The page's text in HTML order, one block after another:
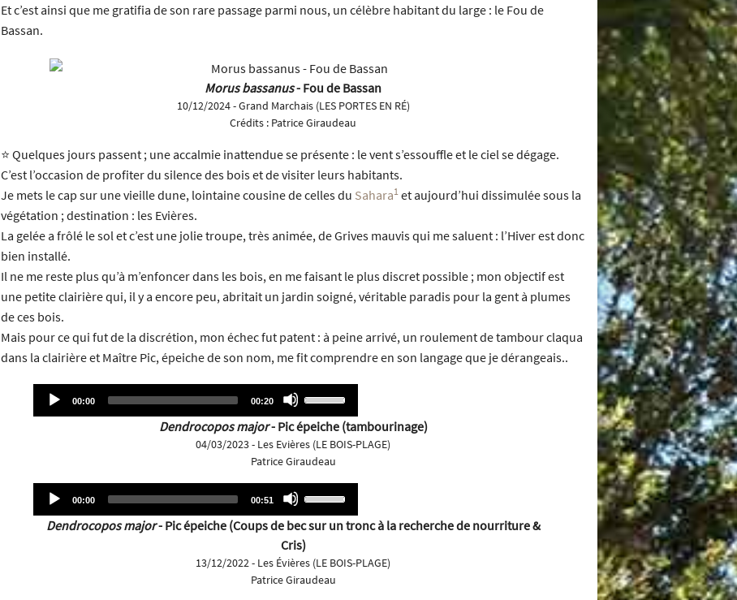
Et c’est ainsi que me gratifia de son rare passage parmi nous, un célèbre habitant du large : le Fou de
Bassan.
Morus bassanus- Fou de Bassan
10/12/2024 - Grand Marchais (LES PORTES EN RÉ)
Crédits : Patrice Giraudeau
⭐️ Quelques jours passent ; une accalmie inattendue se présente : le vent s’essouffle et le ciel se dégage.
C’est l’occasion de profiter du silence des bois et de visiter leurs habitants.
Je mets le cap sur une vieille dune, lointaine cousine de celles du Sahara1 et aujourd’hui dissimulée sous la
végétation ; destination : les Evières.
La gelée a frôlé le sol et c’est une jolie troupe, très animée, de Grives mauvis qui me saluent : l’Hiver est donc
bien installé.
Il ne me reste plus qu’à m’enfoncer dans les bois, en me faisant le plus discret possible ; mon objectif est
une petite clairière qui, il y a encore peu, abritait un jardin soigné, véritable paradis pour la gent à plumes
de ces bois.
Mais pour ce qui fut de la discrétion, mon échec fut patent : à peine arrivé, un roulement de tambour claqua
dans la clairière et Maître Pic, épeiche de son nom, me fit comprendre en son langage que je dérangeais..
Audio
Current
00:00
Total
00:20
Arrow
keys
decrease
volume.
Dendrocopos major- Pic épeiche (tambourinage)
04/03/2023 - Les Evières (LE BOIS-PLAGE)
Patrice Giraudeau
Audio
Current
00:00
Total
00:51
Arrow
keys
to
Dendrocopos major- Pic épeiche (Coups de bec sur un tronc à la recherche de nourriture &
Cris)
13/12/2022 - Les Évières (LE BOIS-PLAGE)
Patrice Giraudeau